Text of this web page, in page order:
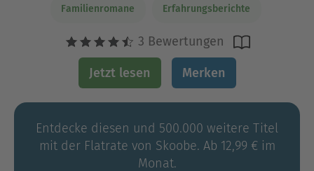
Familienromane Erfahrungsberichte
3 Bewertungen
Jetzt lesen Merken
Entdecke diesen und 500.000 weitere Titel
mit der Flatrate von Skoobe. Ab 12,99 € im
Monat.